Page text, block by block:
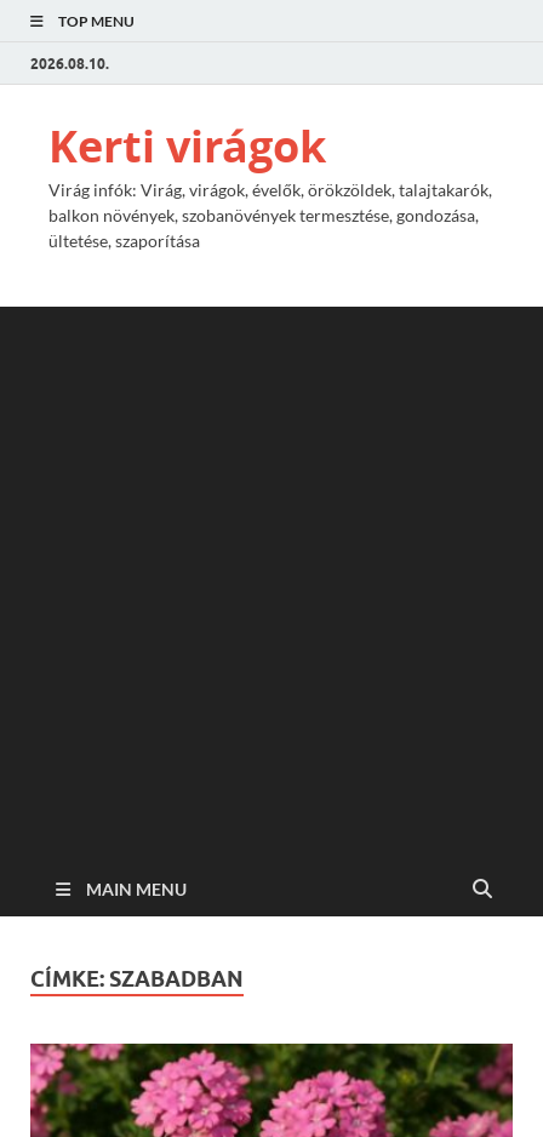
TOP MENU
2026.08.10.
Kerti virágok
Virág infók: Virág, virágok, évelők, örökzöldek, talajtakarók,
balkon növények, szobanövények termesztése, gondozása,
ültetése, szaporítása
MAIN MENU
CÍMKE: SZABADBAN